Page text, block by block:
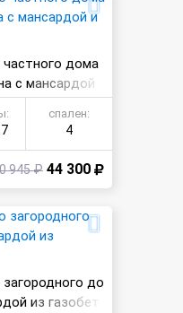
дома
с мансардой
спален:
4
945 ₽ 44 300
до
из газобет